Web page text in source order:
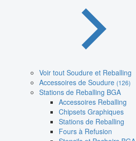
Voir tout Soudure et Reballing
Accessoires de Soudure (126)
Stations de Reballing BGA
Accessoires Reballing
Chipsets Graphiques
Stations de Reballing
Fours à Refusion